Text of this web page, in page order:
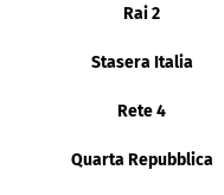
Rai 2
Stasera Italia
Rete 4
Quarta Repubblica